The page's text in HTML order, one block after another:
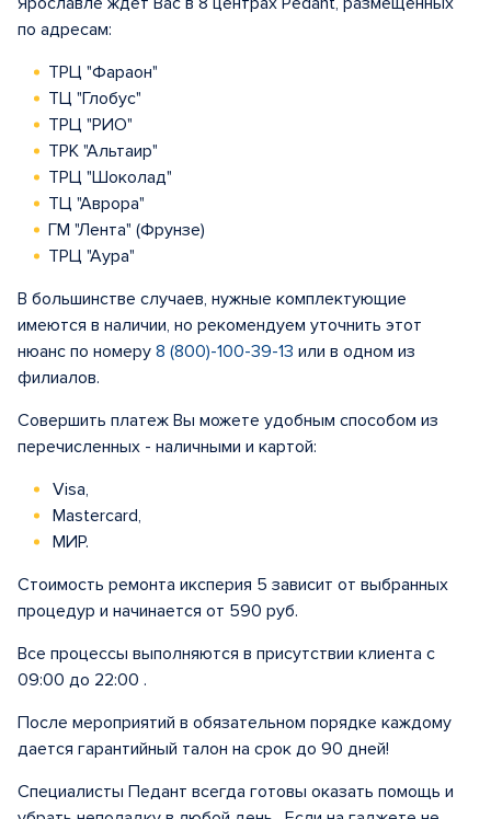
по адресам:
ТРЦ "Фараон"
ТЦ "Глобус"
ТРЦ "РИО"
ТРК "Альтаир"
ТРЦ "Шоколад"
ТЦ "Аврора"
ГМ "Лента" (Фрунзе)
ТРЦ "Аура"
В большинстве случаев, нужные комплектующие
имеются в наличии, но рекомендуем уточнить этот
нюанс по номеру 8 (800)-100-39-13 или в одном из
филиалов.
Совершить платеж Вы можете удобным способом из
перечисленных - наличными и картой:
Visa,
Mastercard,
МИР.
Стоимость ремонта иксперия 5 зависит от выбранных
процедур и начинается от 590 руб.
Все процессы выполняются в присутствии клиента с
09:00 до 22:00 .
После мероприятий в обязательном порядке каждому
дается гарантийный талон на срок до 90 дней!
Специалисты Педант всегда готовы оказать помощь и